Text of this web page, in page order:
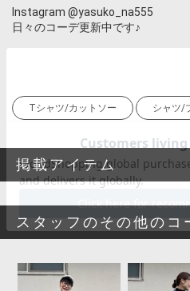
Instagram @yasuko_na555
日々のコーデ更新中です♪
Tシャツ/カットソー シャツ/
掲載アイテム
スタッフのその他のコ